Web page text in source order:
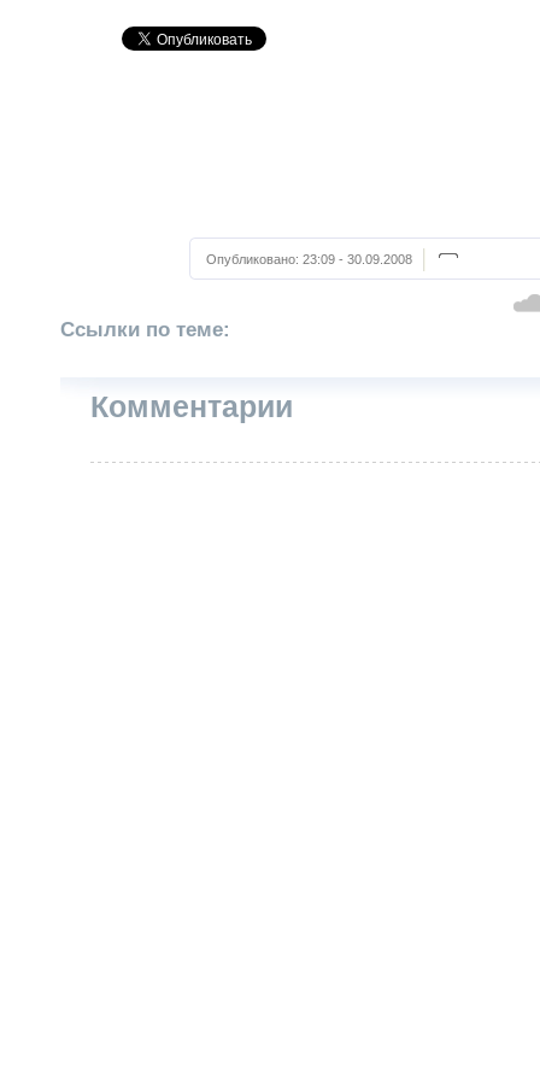
Опубликовано: 23:09 - 30.09.2008
Ссылки по теме:
Комментарии